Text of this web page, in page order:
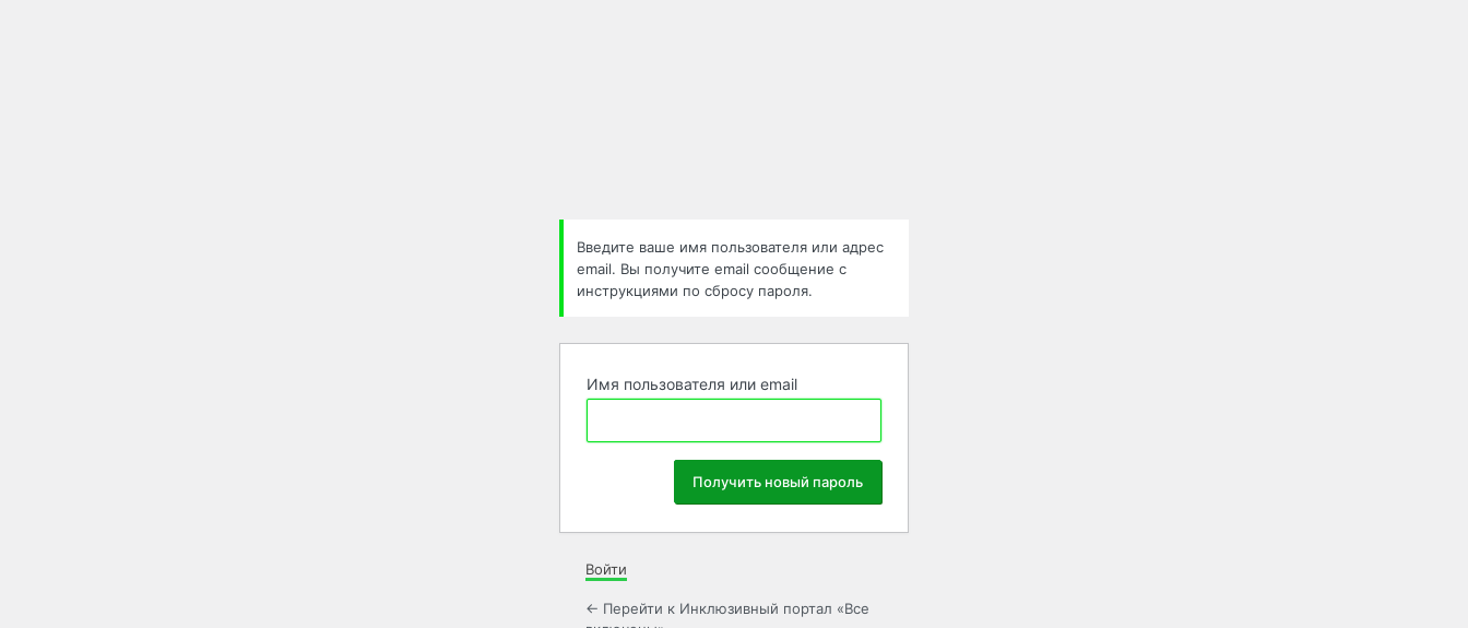
Введите ваше имя пользователя или адрес
email. Вы получите email сообщение с
инструкциями по сбросу пароля.
Имя пользователя или email
Войти
← Перейти к Инклюзивный портал «Все